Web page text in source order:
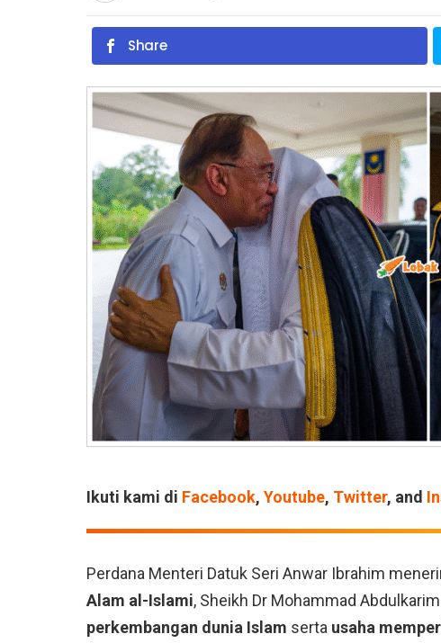
Share
Ikuti kami di Facebook, Youtube, Twitter, and
Perdana Menteri Datuk Seri Anwar Ibrahim
Alam al-Islami, Sheikh Dr Mohammad
perkembangan dunia Islam serta usaha